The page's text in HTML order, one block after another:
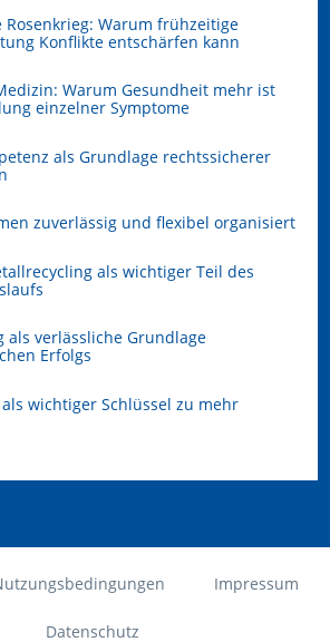
Warum frühzeitige
Konflikte entschärfen kann
Warum Gesundheit mehr ist
einzelner Symptome
als Grundlage rechtssicherer
zuverlässig und flexibel organisiert
als wichtiger Teil des
als verlässliche Grundlage
Erfolgs
wichtiger Schlüssel zu mehr
Impressum
Datenschutz